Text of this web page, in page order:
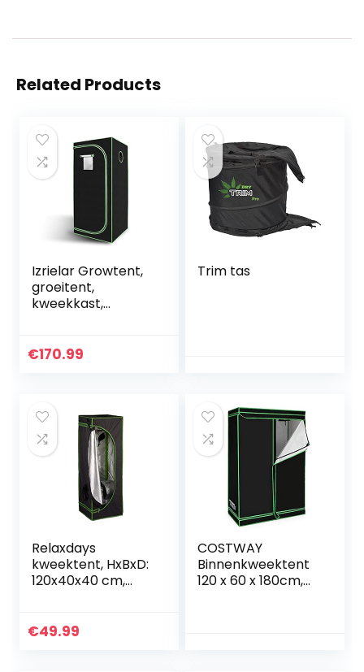
Related Products
Izrielar Growtent,
groeitent,
kweekkast,
waterdichte
Oxford, 80 x 80 x
180 cm,
zwart/groen
€170.99
Trim tas
Relaxdays
kweektent, HxBxD:
120x40x40 cm,
binnenin,
€49.99
COSTWAY
Binnenkweektent
120 x 60 x 180cm,